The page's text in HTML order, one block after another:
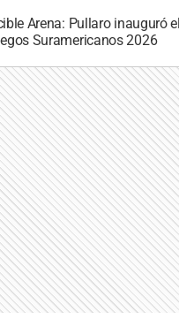
Arena: Pullaro inauguró
Suramericanos 2026